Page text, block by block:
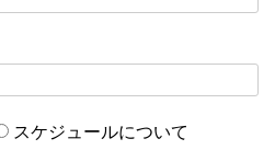
スケジュールについて